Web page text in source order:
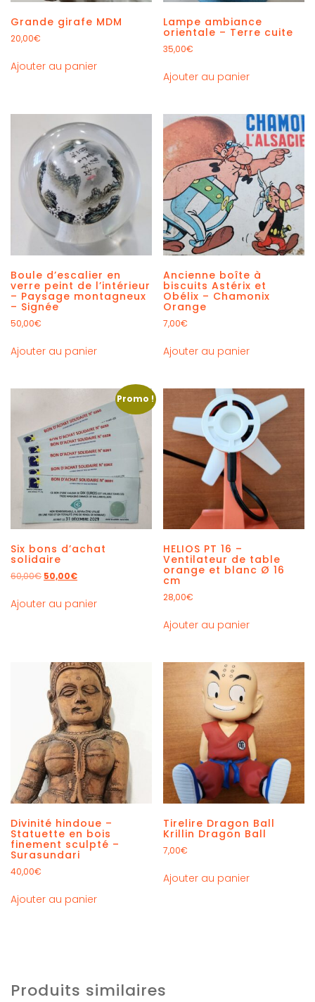
Grande girafe MDM
20,00€
Ajouter au panier
Lampe ambiance
orientale – Terre cuite
35,00€
Ajouter au panier
Boule d’escalier en
verre peint de l’intérieur
– Paysage montagneux
– Signée
50,00€
Ajouter au panier
Ancienne boîte à
biscuits Astérix et
Obélix – Chamonix
Orange
7,00€
Ajouter au panier
Promo !
Six bons d’achat
solidaire
60,00€ 50,00€
Ajouter au panier
HELIOS PT 16 –
Ventilateur de table
orange et blanc Ø 16
cm
28,00€
Ajouter au panier
Divinité hindoue –
Statuette en bois
finement sculpté –
Surasundari
40,00€
Ajouter au panier
Tirelire Dragon Ball
Krillin Dragon Ball
7,00€
Ajouter au panier
Produits similaires